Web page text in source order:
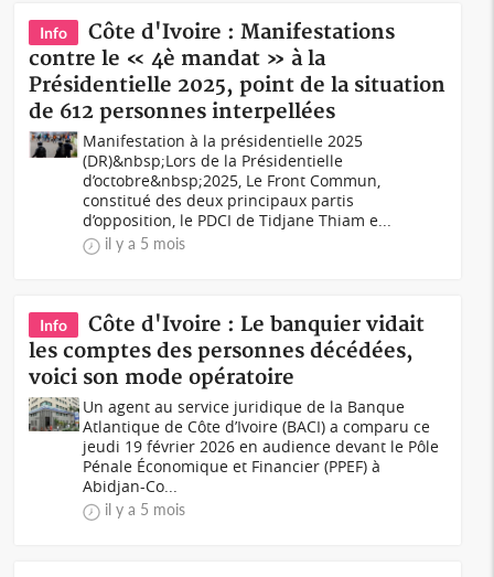
Info
Côte d'Ivoire : Manifestations
contre le « 4è mandat » à la
Présidentielle 2025, point de la situation
de 612 personnes interpellées
Manifestation à la présidentielle 2025
(DR)&nbsp;Lors de la Présidentielle
d’octobre&nbsp;2025, Le Front Commun,
constitué des deux principaux partis
d’opposition, le PDCI de Tidjane Thiam e...
il y a 5 mois
Info
Côte d'Ivoire : Le banquier vidait
les comptes des personnes décédées,
voici son mode opératoire
Un agent au service juridique de la Banque
Atlantique de Côte d’Ivoire (BACI) a comparu ce
jeudi 19 février 2026 en audience devant le Pôle
Pénale Économique et Financier (PPEF) à
Abidjan-Co...
il y a 5 mois